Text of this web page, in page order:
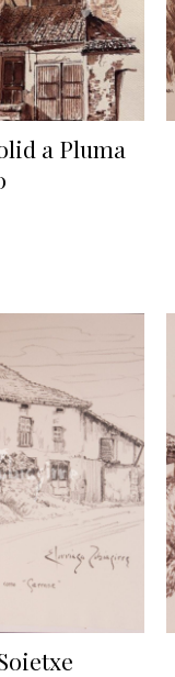
a Pluma